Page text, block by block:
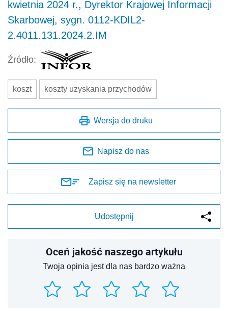
kwietnia 2024 r., Dyrektor Krajowej Informacji
Skarbowej, sygn. 0112-KDIL2-
2.4011.131.2024.2.IM
Źródło:
koszt koszty uzyskania przychodów
Wersja do druku
Napisz do nas
Zapisz się na newsletter
Udostępnij
Oceń jakość naszego artykułu
Twoja opinia jest dla nas bardzo ważna